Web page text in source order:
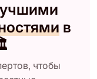
в
чтобы